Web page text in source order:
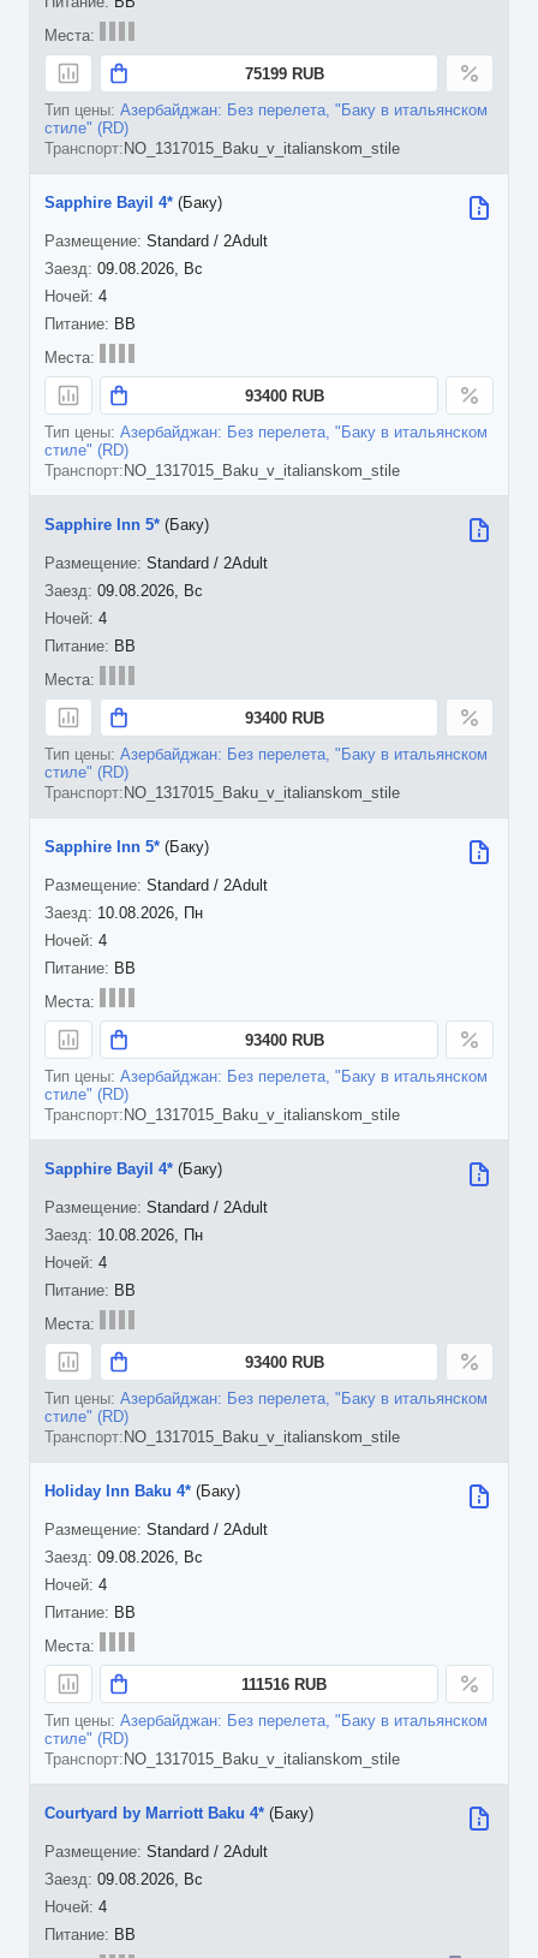
75199 RUB
Азербайджан: Без перелета, "Баку в итальянском
стиле" (RD)
NO_1317015_Baku_v_italianskom_stile
09.08.2026, Вс
4
Sapphire Bayil 4* (Баку)
Standard / 2Adult
BB
93400 RUB
Азербайджан: Без перелета, "Баку в итальянском
стиле" (RD)
NO_1317015_Baku_v_italianskom_stile
09.08.2026, Вс
4
Sapphire Inn 5* (Баку)
Standard / 2Adult
BB
93400 RUB
Азербайджан: Без перелета, "Баку в итальянском
стиле" (RD)
NO_1317015_Baku_v_italianskom_stile
10.08.2026, Пн
4
Sapphire Inn 5* (Баку)
Standard / 2Adult
BB
93400 RUB
Азербайджан: Без перелета, "Баку в итальянском
стиле" (RD)
NO_1317015_Baku_v_italianskom_stile
10.08.2026, Пн
4
Sapphire Bayil 4* (Баку)
Standard / 2Adult
BB
93400 RUB
Азербайджан: Без перелета, "Баку в итальянском
стиле" (RD)
NO_1317015_Baku_v_italianskom_stile
09.08.2026, Вс
4
Holiday Inn Baku 4* (Баку)
Standard / 2Adult
BB
111516 RUB
Азербайджан: Без перелета, "Баку в итальянском
стиле" (RD)
NO_1317015_Baku_v_italianskom_stile
09.08.2026, Вс
4
Courtyard by Marriott Baku 4* (Баку)
Standard / 2Adult
BB